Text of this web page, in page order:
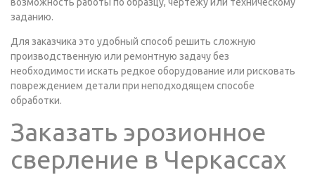
заданию.
Для заказчика это удобный способ решить сложную
производственную или ремонтную задачу без
необходимости искать редкое оборудование или рисковать
повреждением детали при неподходящем способе
обработки.
Заказать эрозионное
сверление в Черкассах